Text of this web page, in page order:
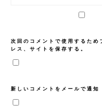
次回のコメントで使用するため
レス、サイトを保存する。
新しいコメントをメールで通知